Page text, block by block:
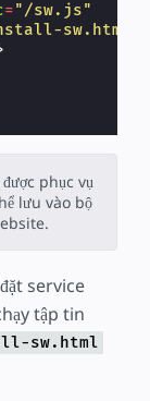
="/sw.js"
sw.html"
phục vụ
lưu vào bộ
service
tập tin
sw.html